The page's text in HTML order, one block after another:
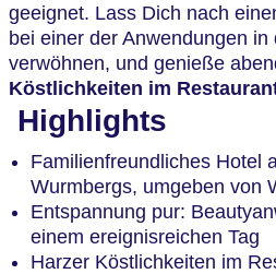
geeignet. Lass Dich nach
bei einer der Anwendungen in
verwöhnen, und genieße
Köstlichkeiten im
Highlights
Familienfreundliches Hotel
Wurmbergs, umgeben von
Entspannung pur:
einem ereignisreichen Tag
Harzer Köstlichkeiten im